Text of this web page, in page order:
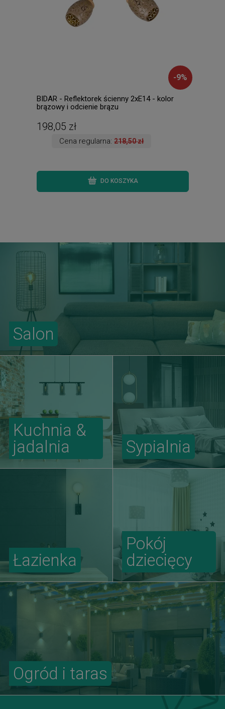
-9%
BIDAR - Reflektorek ścienny 2xE14 - kolor
brązowy i odcienie brązu
198,05 zł
Cena regularna:218,50 zł
DO KOSZYKA
Salon
Kuchnia &
jadalnia
Sypialnia
Ogród i taras
Łazienka
Pokój
dziecięcy